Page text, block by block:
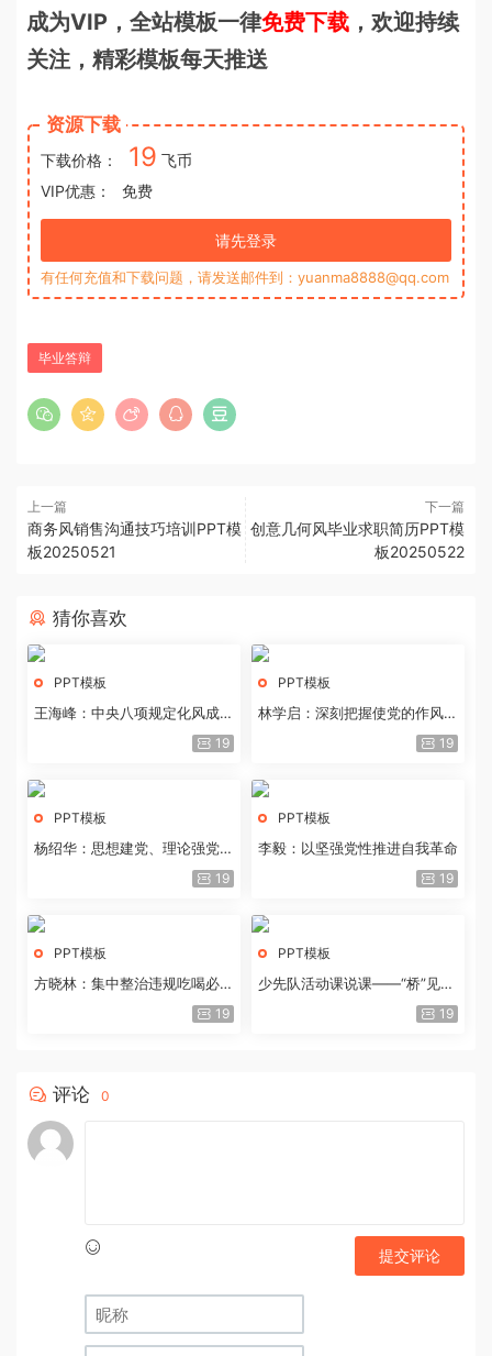
成为VIP，全站模板一律免费下载 ，欢迎持续
关注，精彩模板每天推送
资源下载
下载价格： 19 飞币
VIP优惠：
免费
请先登录
有任何充值和下载问题，请发送邮件到：yuanma8888@qq.com
毕业答辩
上一篇
商务风销售沟通技巧培训PPT模
板20250521
下一篇
创意几何风毕业求职简历PPT模
板20250522
猜你喜欢
PPT模板
王海峰：中央八项规定化风成俗
19
PPT模板
林学启：深刻把握使党的作风全
19
PPT模板
杨绍华：思想建党、理论强党的
19
PPT模板
李毅：以坚强党性推进自我革命
19
PPT模板
方晓林：集中整治违规吃喝必须
19
PPT模板
少先队活动课说课——“桥”见中
19
评论 0
提交评论